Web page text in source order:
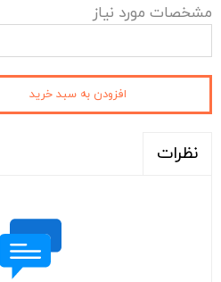
مشخصات مورد نیاز
افزودن به سبد خرید
نظرات